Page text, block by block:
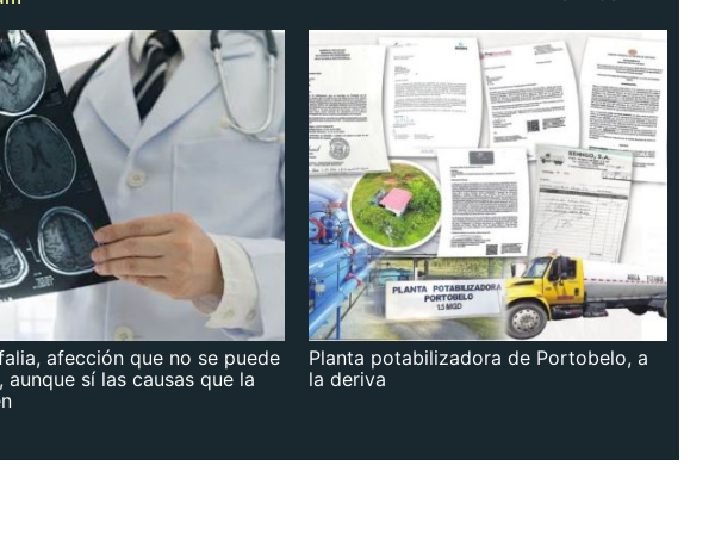
afección que no se puede
aunque sí las causas que la
Planta potabilizadora de Portobelo, a
la deriva